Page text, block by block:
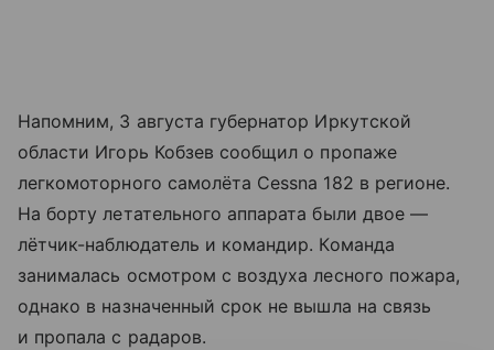
Напомним, 3 августа губернатор Иркутской
области Игорь Кобзев сообщил о пропаже
легкомоторного самолёта Cessna 182 в регионе.
На борту летательного аппарата были двое —
лётчик-наблюдатель и командир. Команда
занималась осмотром с воздуха лесного пожара,
однако в назначенный срок не вышла на связь
и пропала с радаров.